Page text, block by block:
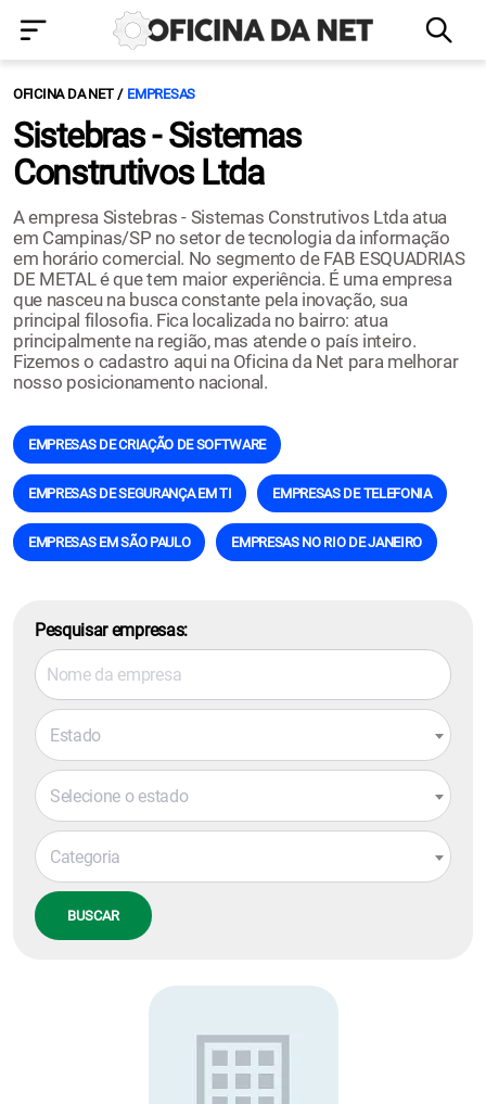
OFICINA DA NET EMPRESAS
Sistebras - Sistemas
Construtivos Ltda
A empresa Sistebras - Sistemas Construtivos Ltda atua
em Campinas/SP no setor de tecnologia da informação
em horário comercial. No segmento de FAB ESQUADRIAS
DE METAL é que tem maior experiência. É uma empresa
que nasceu na busca constante pela inovação, sua
principal filosofia. Fica localizada no bairro: atua
principalmente na região, mas atende o país inteiro.
Fizemos o cadastro aqui na Oficina da Net para melhorar
nosso posicionamento nacional.
EMPRESAS DE CRIAÇÃO DE SOFTWARE
EMPRESAS DE SEGURANÇA EM TI EMPRESAS DE TELEFONIA
EMPRESAS EM SÃO PAULO EMPRESAS NO RIO DE JANEIRO
Pesquisar empresas:
Estado
Selecione o estado
Categoria
BUSCAR